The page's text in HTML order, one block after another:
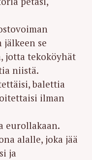
se
jotta tekoköyhät
niistä.
balettia
ilman
eurollakaan.
alalle, joka jää
ja